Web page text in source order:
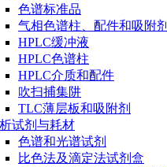
色谱标准品
气相色谱柱、配件和吸附剂
HPLC缓冲液
HPLC色谱柱
HPLC介质和配件
吹扫捕集阱
TLC薄层板和吸附剂
试剂与耗材
色谱和光谱试剂
比色法及滴定法试剂盒